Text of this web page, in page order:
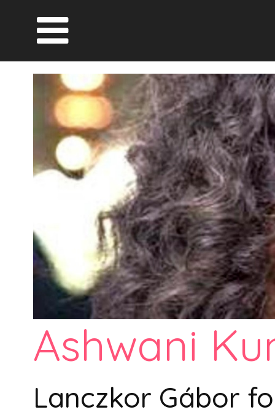
Ashwani
Lanczkor Gábor